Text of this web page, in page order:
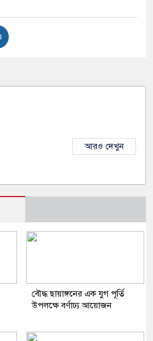
আরও দেখুন
বৌদ্ধ ছায়াঙ্গনের এক যুগ পূর্তি
উপলক্ষে বর্ণাঢ্য আয়োজন